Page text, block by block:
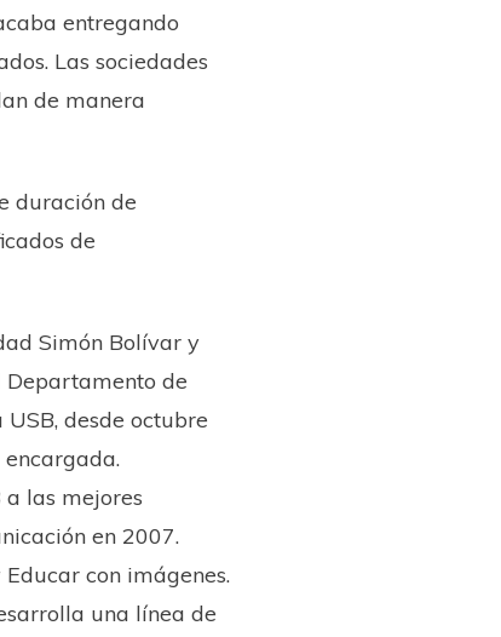
entregando
Las sociedades
de manera
duración de
de
Simón Bolívar y
Departamento de
desde octubre
las mejores
en 2007.
con imágenes.
una línea de